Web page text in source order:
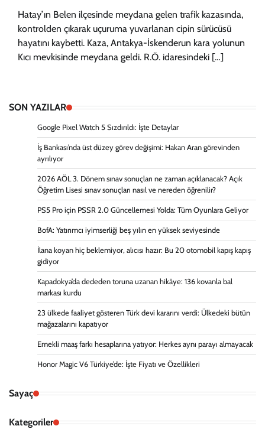
Hatay’ın Belen ilçesinde meydana gelen trafik kazasında,
kontrolden çıkarak uçuruma yuvarlanan cipin sürücüsü
hayatını kaybetti. Kaza, Antakya-İskenderun kara yolunun
Kıcı mevkisinde meydana geldi. R.Ö. idaresindeki […]
SON YAZILAR
Google Pixel Watch 5 Sızdırıldı: İşte Detaylar
İş Bankası’nda üst düzey görev değişimi: Hakan Aran görevinden
ayrılıyor
2026 AÖL 3. Dönem sınav sonuçları ne zaman açıklanacak? Açık
Öğretim Lisesi sınav sonuçları nasıl ve nereden öğrenilir?
PS5 Pro için PSSR 2.0 Güncellemesi Yolda: Tüm Oyunlara Geliyor
BofA: Yatırımcı iyimserliği beş yılın en yüksek seviyesinde
İlana koyan hiç beklemiyor, alıcısı hazır: Bu 20 otomobil kapış kapış
gidiyor
Kapadokya’da dededen toruna uzanan hikâye: 136 kovanla bal
markası kurdu
23 ülkede faaliyet gösteren Türk devi kararını verdi: Ülkedeki bütün
mağazalarını kapatıyor
Emekli maaş farkı hesaplarına yatıyor: Herkes aynı parayı almayacak
Honor Magic V6 Türkiye’de: İşte Fiyatı ve Özellikleri
Sayaç
Kategoriler